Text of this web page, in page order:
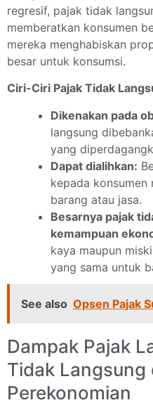
regresif, pajak tidak
memberatkan konsumen
mereka menghabiskan
besar untuk konsumsi.
Ciri-Ciri Pajak Tidak
Dikenakan pada
langsung
yang
Dapat dialihkan:
kepada konsumen
barang atau jasa.
Besarnya pajak
kemampuan
kaya maupun
yang sama untuk
See also Opsen Pajak
Dampak Pajak
Tidak Langsung
Perekonomian